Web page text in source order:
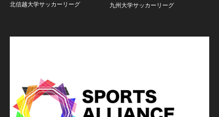
北信越大学サッカーリーグ
九州大学サッカーリーグ